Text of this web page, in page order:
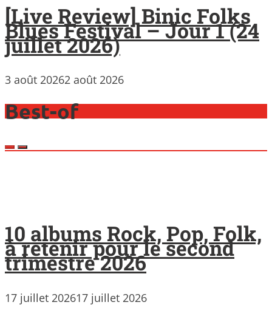
[Live Review] Binic Folks
Blues Festival – Jour 1 (24
juillet 2026)
3 août 20262 août 2026
Best-of
10 albums Rock, Pop, Folk,
à retenir pour le second
trimestre 2026
17 juillet 202617 juillet 2026